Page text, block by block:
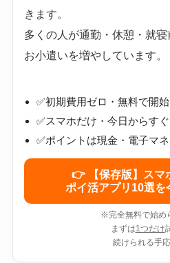
きます。
多くの人が通勤・休憩・就
お小遣いを増やしています。
✅初期費用ゼロ・無料で開始
✅スマホだけ・今日からすぐ
✅ポイントは現金・電子マ
👉 【保存版】スマ
ポイ活アプリ10選を
※完全無料で始め
まずは1つだけ
続けられる手応